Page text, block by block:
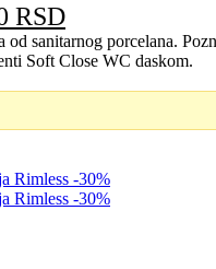
RSD.
RSDTrenutna
cena
je:
sanitarnog porcelana.
Soft Close WC daskom.